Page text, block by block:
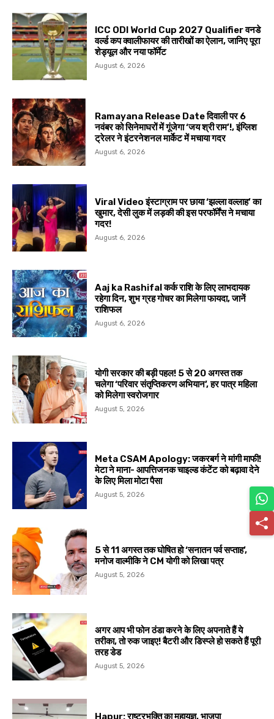
ICC ODI World Cup 2027 Qualifier वनडे
वर्ल्ड कप क्वालीफायर की तारीखों का ऐलान, जानिए पूरा
शेड्यूल और नया फॉर्मेट
August 6, 2026
Ramayana Release Date दिवाली पर 6
नवंबर को सिनेमाघरों में गूंजेगा ‘जय श्री राम’!, इंग्लिश
ट्रेलर ने इंटरनेशनल मार्केट में मचाया गदर
August 6, 2026
Viral Video इंस्टाग्राम पर छाया ‘झल्ला वल्लाह’ का
खुमार, देसी लुक में लड़की की इस परफॉर्मेंस ने मचाया
गदर!
August 6, 2026
Aaj ka Rashifal कर्क राशि के लिए लाभदायक
रहेगा दिन, शुभ ग्रह गोचर का मिलेगा फायदा, जानें
राशिफल
August 6, 2026
योगी सरकार की बड़ी पहल! 5 से 20 अगस्त तक
चलेगा ‘परिवार संतृप्तिकरण अभियान’, हर पात्र महिला
को मिलेगा स्वरोजगार
August 5, 2026
Meta CSAM Apology: जकरबर्ग ने मांगी माफी!
मेटा ने माना- आपत्तिजनक चाइल्ड कंटेंट को बढ़ावा देने
के लिए मिला मोटा पैसा
August 5, 2026
5 से 11 अगस्त तक घोषित हो ‘सनातन पर्व सप्ताह’,
मनोज वाल्मीकि ने CM योगी को लिखा पत्र
August 5, 2026
अगर आप भी फोन ठंडा करने के लिए अपनाते हैं ये
तरीका, तो रुक जाइए! बैटरी और डिस्प्ले हो सकते हैं पूरी
तरह डेड
August 5, 2026
Hapur: राष्ट्रभक्ति का महायज्ञ, भाजपा